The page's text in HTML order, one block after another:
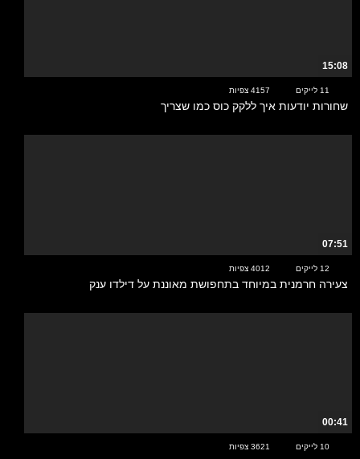
15:08
11 לייקים 4157 צפיות
שחורות יודעות איך ללקק כוס כמו שצריך
07:51
12 לייקים 4012 צפיות
צעירה חרמנית במיוחד בתחפושת מאוננת על דילדו ענק
00:41
10 לייקים 3621 צפיות